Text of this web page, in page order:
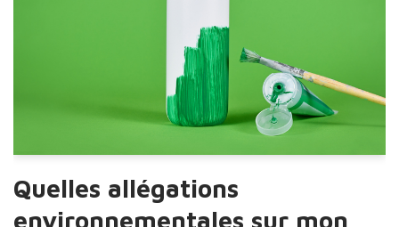
Quelles allégations
environnementales sur mon